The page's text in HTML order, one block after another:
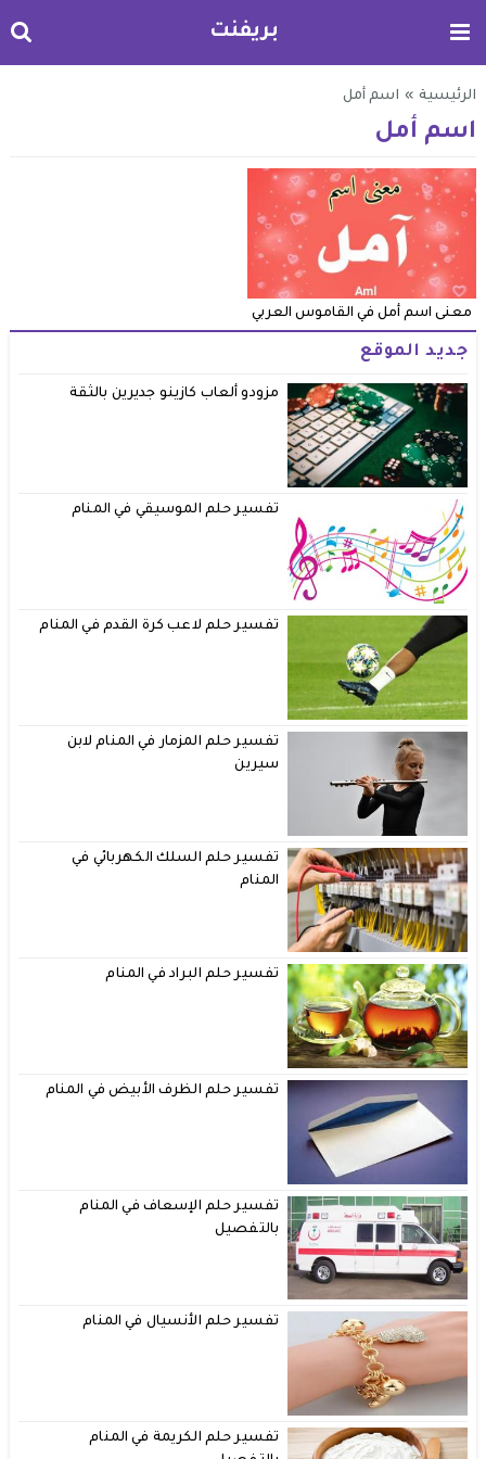
بريفنت
الرئيسية » اسم أمل
اسم أمل
معنى اسم أمل في القاموس العربي
جديد الموقع
مزودو ألعاب كازينو جديرين بالثقة
تفسير حلم الموسيقي في المنام
تفسير حلم لاعب كرة القدم في المنام
تفسير حلم المزمار في المنام لابن
سيرين
تفسير حلم السلك الكهربائي في
المنام
تفسير حلم البراد في المنام
تفسير حلم الظرف الأبيض في المنام
تفسير حلم الإسعاف في المنام
بالتفصيل
تفسير حلم الأنسيال في المنام
تفسير حلم الكريمة في المنام